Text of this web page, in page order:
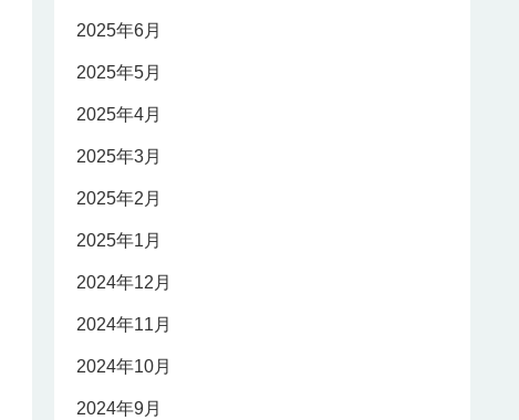
2025年6月
2025年5月
2025年4月
2025年3月
2025年2月
2025年1月
2024年12月
2024年11月
2024年10月
2024年9月